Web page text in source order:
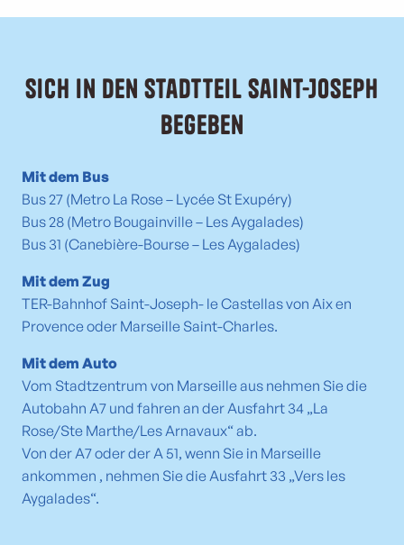
Sich in den Stadtteil Saint-Joseph
begeben
Mit dem Bus
Bus 27 (Metro La Rose – Lycée St Exupéry)
Bus 28 (Metro Bougainville – Les Aygalades)
Bus 31 (Canebière-Bourse – Les Aygalades)
Mit dem Zug
TER-Bahnhof Saint-Joseph- le Castellas von Aix en
Provence oder Marseille Saint-Charles.
Mit dem Auto
Vom Stadtzentrum von Marseille aus nehmen Sie die
Autobahn A7 und fahren an der Ausfahrt 34 „La
Rose/Ste Marthe/Les Arnavaux“ ab.
Von der A7 oder der A 51, wenn Sie in Marseille
ankommen , nehmen Sie die Ausfahrt 33 „Vers les
Aygalades“.